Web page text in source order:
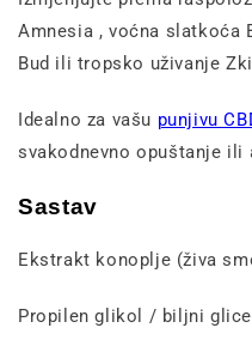
Amnesia , voćna slatkoća
Bud ili tropsko uživanje
Idealno za vašu punjivu
svakodnevno opuštanje
Sastav
Ekstrakt konoplje (živa
Propilen glikol / biljni